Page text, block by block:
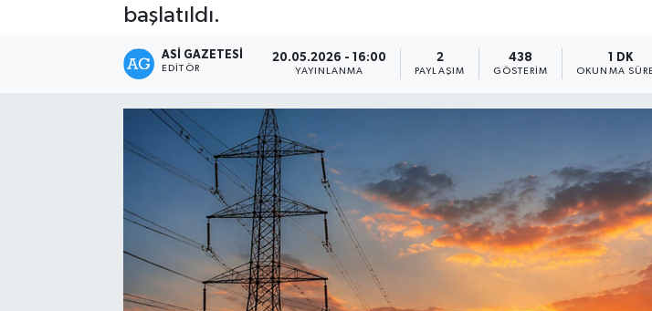
başlatıldı.
ASI GAZETESI
EDITÖR
20.05.2026 - 16:00
YAYINLANMA
2
PAYLAŞIM
438
GÖSTERIM
1 DK
OKUNMA